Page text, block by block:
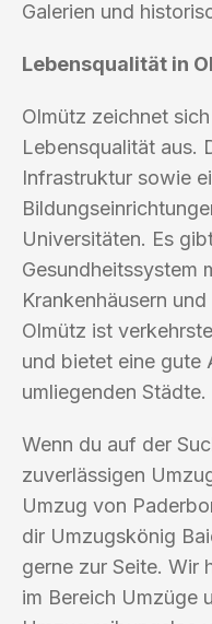
Galerien und
Lebensqualität in
Olmütz zeichnet
Lebensqualität aus.
Infrastruktur sowie
Universitäten. Es
Gesundheitssystem
Krankenhäusern
Olmütz ist
und bietet eine gute
umliegenden Städte.
Wenn du auf der
zuverlässigen
Umzug von
dir Umzugskönig
gerne zur Seite. Wir
im Bereich Umzüge